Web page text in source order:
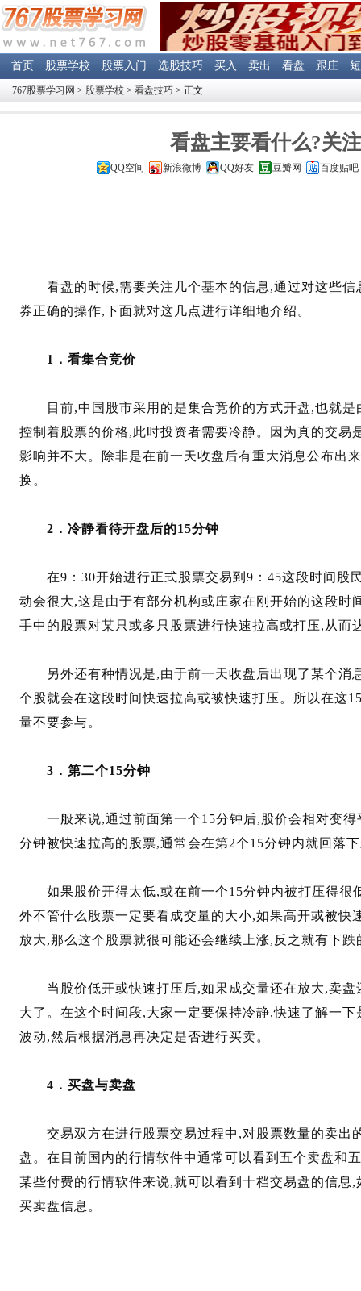
首页 股票学校 股票入门 选股技巧 买入 卖出 看盘 跟庄
767股票学习网 > 股票学校 > 看盘技巧 > 正文
看盘主要看什么?关
QQ空间 新浪微博 QQ好友 豆瓣网 百度贴吧
看盘的时候,需要关注几个基本的信息,通过对这些信
券正确的操作,下面就对这几点进行详细地介绍。
1．看集合竞价
目前,中国股市采用的是集合竞价的方式开盘,也就是
控制着股票的价格,此时投资者需要冷静。因为真的交易
影响并不大。除非是在前一天收盘后有重大消息公布出
换。
2．冷静看待开盘后的15分钟
在9：30开始进行正式股票交易到9：45这段时间股
动会很大,这是由于有部分机构或庄家在刚开始的这段时
手中的股票对某只或多只股票进行快速拉高或打压,从而
另外还有种情况是,由于前一天收盘后出现了某个消
个股就会在这段时间快速拉高或被快速打压。所以在这
量不要参与。
3．第二个15分钟
一般来说,通过前面第一个15分钟后,股价会相对变得
分钟被快速拉高的股票,通常会在第2个15分钟内就回落
如果股价开得太低,或在前一个15分钟内被打压得很
外不管什么股票一定要看成交量的大小,如果高开或被快
放大,那么这个股票就很可能还会继续上涨,反之就有下跌
当股价低开或快速打压后,如果成交量还在放大,卖盘
大了。在这个时间段,大家一定要保持冷静,快速了解一
波动,然后根据消息再决定是否进行买卖。
4．买盘与卖盘
交易双方在进行股票交易过程中,对股票数量的卖出
盘。在目前国内的行情软件中通常可以看到五个卖盘和
某些付费的行情软件来说,就可以看到十档交易盘的信息
买卖盘信息。